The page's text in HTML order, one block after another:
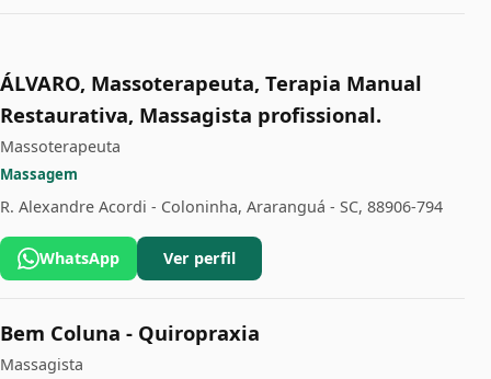
ÁLVARO, Massoterapeuta, Terapia Manual
Restaurativa, Massagista profissional.
Massoterapeuta
Massagem
R. Alexandre Acordi - Coloninha, Araranguá - SC, 88906-794
WhatsApp Ver perfil
Bem Coluna - Quiropraxia
Massagista